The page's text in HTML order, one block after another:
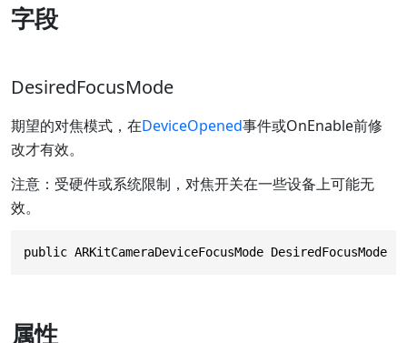
字段
DesiredFocusMode
期望的对焦模式，在DeviceOpened事件或OnEnable前修
改才有效。
注意：受硬件或系统限制，对焦开关在一些设备上可能无
效。
public ARKitCameraDeviceFocusMode DesiredFocusMode
属性